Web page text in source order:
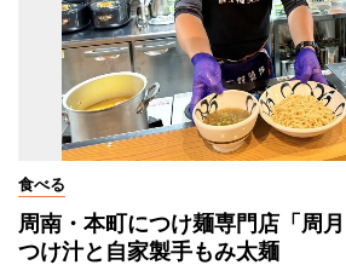
食べる
周南・本町につけ麺専門店「周
つけ汁と自家製手もみ太麺